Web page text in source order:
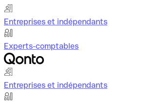
Entreprises et indépendants
Experts-comptables
Entreprises et indépendants